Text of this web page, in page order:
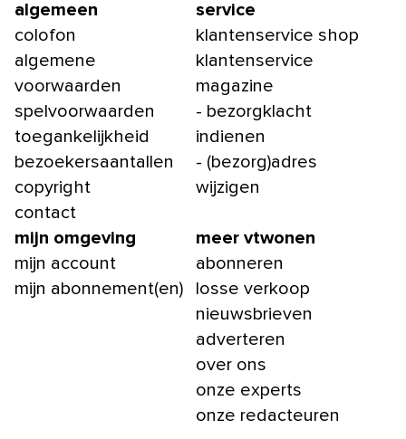
algemeen
colofon
algemene
voorwaarden
spelvoorwaarden
toegankelijkheid
bezoekersaantallen
copyright
contact
service
klantenservice shop
klantenservice
magazine
- bezorgklacht
indienen
- (bezorg)adres
wijzigen
mijn omgeving
mijn account
mijn abonnement(en)
meer vtwonen
abonneren
losse verkoop
nieuwsbrieven
adverteren
over ons
onze experts
onze redacteuren